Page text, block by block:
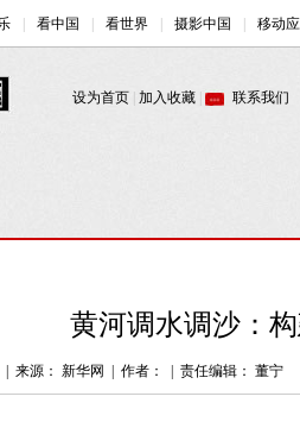
黄河调水调沙：
来源： 新华网 作者： 责任编辑： 董宁